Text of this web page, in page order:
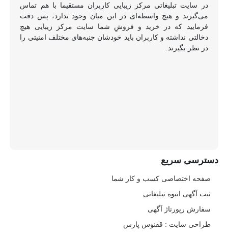
در سایت تبلیغاتی مرکز زیبایی کاربران مستقیما با هم تماس
می‌گیرند و هیچ واسطه‌ای در این میان وجود ندارد، پس دقت
فرمایید که در خرید و فروشِ شما سایت مرکز زیبایی هیچ
دخالتی نداشته و کاربران باید خودشان جنبه‌های مختلف امنیتی را
در نظر بگیرند.
دسترسی سریع
صفحه اختصاصی کسب و کار شما
ثبت آگهی انبوه تبلیغاتی
سفارش رپورتاژ آگهی
طراحی سایت : ققنوس پارس